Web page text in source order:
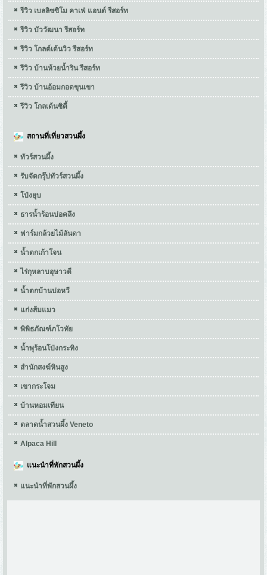
รีวิว เบลลิซซิโม คาเฟ่ แอนด์ รีสอร์ท
รีวิว บัววัฒนา รีสอร์ท
รีวิว โกลต์เด้นวิว รีสอร์ท
รีวิว บ้านห้วยน้ำริน รีสอร์ท
รีวิว บ้านอ้อมกอดขุนเขา
รีวิว โกลเด้นซิตี้
สถานที่เที่ยวสวนผึ้ง
ทัวร์สวนผึ้ง
รับจัดกรุ๊ปทัวร์สวนผึ้ง
โป่งยุบ
ธารน้ำร้อนบ่อคลึง
ฟาร์มกล้วยไม้ลันดา
น้ำตกเก้าโจน
ไร่กุหลาบอุษาวดี
น้ำตกบ้านบ่อหวี
แก่งส้มแมว
พิพิธภัณฑ์ภโวทัย
น้ำพุร้อนโป่งกระทิง
สำนักสงฆ์หินสูง
เขากระโจม
บ้านหอมเทียน
ตลาดน้ำสวนผึ้ง Veneto
Alpaca Hill
แนะนำที่พักสวนผึ้ง
แนะนำที่พักสวนผึ้ง